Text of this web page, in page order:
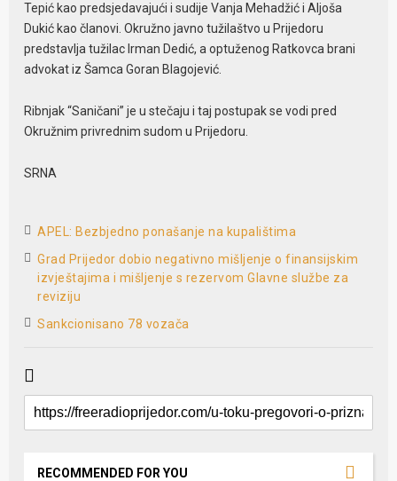
Tepić kao predsjedavajući i sudije Vanja Mehadžić i Aljoša
Dukić kao članovi. Okružno javno tužilaštvo u Prijedoru
predstavlja tužilac Irman Dedić, a optuženog Ratkovca brani
advokat iz Šamca Goran Blagojević.
Ribnjak “Saničani” je u stečaju i taj postupak se vodi pred
Okružnim privrednim sudom u Prijedoru.
SRNA
APEL: Bezbjedno ponašanje na kupalištima
Grad Prijedor dobio negativno mišljenje o finansijskim
izvještajima i mišljenje s rezervom Glavne službe za
reviziju
Sankcionisano 78 vozača
RECOMMENDED FOR YOU